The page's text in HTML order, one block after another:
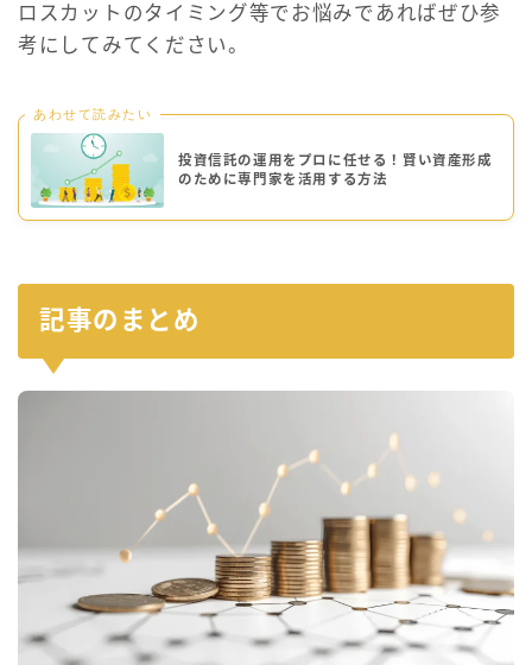
ロスカットのタイミング等でお悩みであればぜひ参
考にしてみてください。
あわせて読みたい
投資信託の運用をプロに任せる！賢い資産形成
のために専門家を活用する方法
記事のまとめ